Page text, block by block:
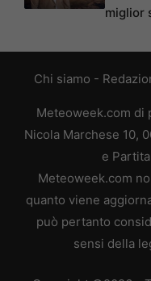
miglior
Chi siamo -
Meteoweek.com di
Nicola Marchese 10,
e
Meteoweek.com
quanto viene
può pertanto
sensi della